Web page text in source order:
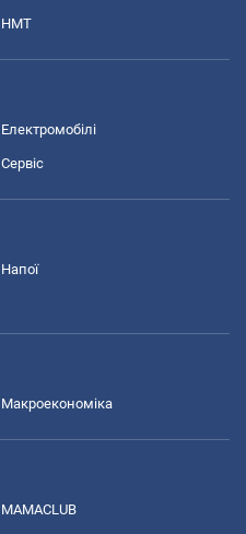
НМТ
Електромобілі
Сервіс
Напої
Макроекономіка
MAMACLUB